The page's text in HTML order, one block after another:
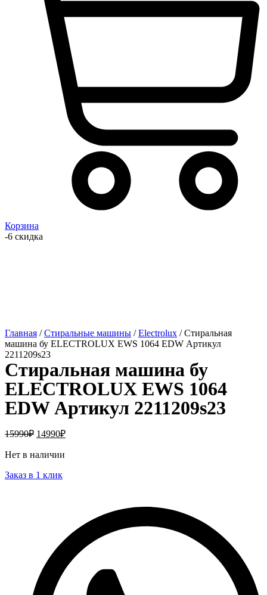
Корзина
-6 скидка
Главная /Стиральные машины /Electrolux / Стиральная
машина бу ELECTROLUX EWS 1064 EDW Артикул
2211209s23
Стиральная машина бу
ELECTROLUX EWS 1064
EDW Артикул 2211209s23
15990₽ 14990₽
Нет в наличии
Заказ в 1 клик